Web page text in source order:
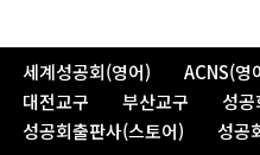
세계성공회(영어) ACNS(영
대전교구
부산교구
성
성공회출판사(스토어)
성공